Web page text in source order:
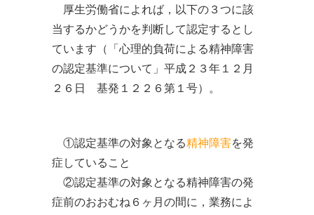
厚生労働省によれば，以下の３つに該
当するかどうかを判断して認定するとし
ています（「心理的負荷による精神障害
の認定基準について」平成２３年１２月
２６日 基発１２２６第１号）。
①認定基準の対象となる精神障害を発
症していること
②認定基準の対象となる精神障害の発
症前のおおむね６ヶ月の間に，業務によ